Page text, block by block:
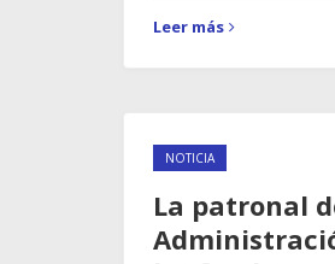
Leer más
NOTICIA
La patronal